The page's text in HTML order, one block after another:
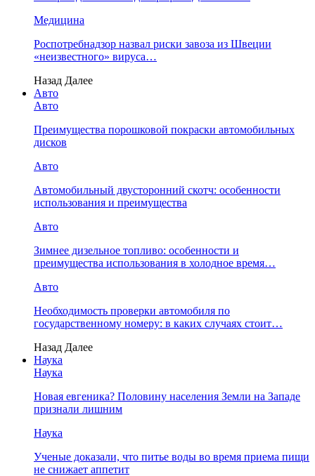
Медицина
Роспотребнадзор назвал риски завоза из Швеции
«неизвестного» вируса…
Назад Далее
Авто
Авто
Преимущества порошковой покраски автомобильных
дисков
Авто
Автомобильный двусторонний скотч: особенности
использования и преимущества
Авто
Зимнее дизельное топливо: особенности и
преимущества использования в холодное время…
Авто
Необходимость проверки автомобиля по
государственному номеру: в каких случаях стоит…
Назад Далее
Наука
Наука
Новая евгеника? Половину населения Земли на Западе
признали лишним
Наука
Ученые доказали, что питье воды во время приема пищи
не снижает аппетит